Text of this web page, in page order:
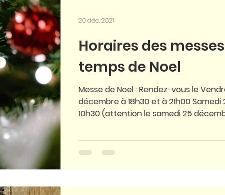
Horaires des
temps de Noel
Messe de Noel : Rendez-vous le
décembre à 18h30 et à 21h00 Samedi 25 décembre à
10h30 (attention le samedi 25
20 déc. 2021